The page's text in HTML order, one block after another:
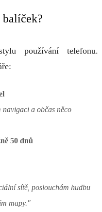
používání telefonu.
navigaci a občas něco
50 dnů
sítě, poslouchám hudbu
mapy."